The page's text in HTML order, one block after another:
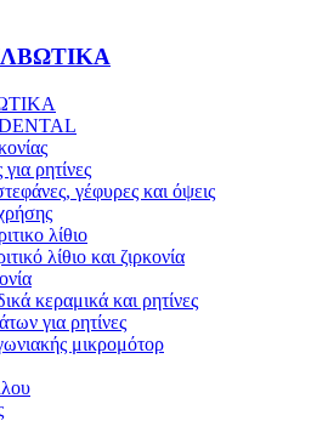
ρητίνες
γέφυρες και όψεις
λίθιο
λίθιο και ζιρκονία
κεραμικά και ρητίνες
για ρητίνες
μικρομότορ